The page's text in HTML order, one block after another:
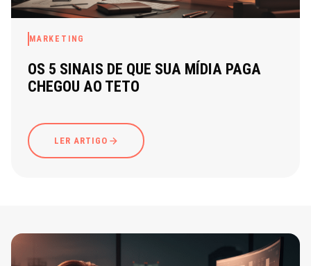
MARKETING
OS 5 SINAIS DE QUE SUA MÍDIA PAGA
CHEGOU AO TETO
LER ARTIGO